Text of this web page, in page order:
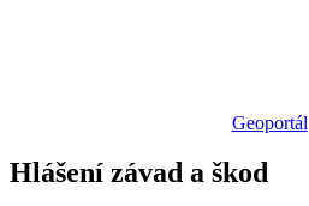
Geoportál
Hlášení závad a škod